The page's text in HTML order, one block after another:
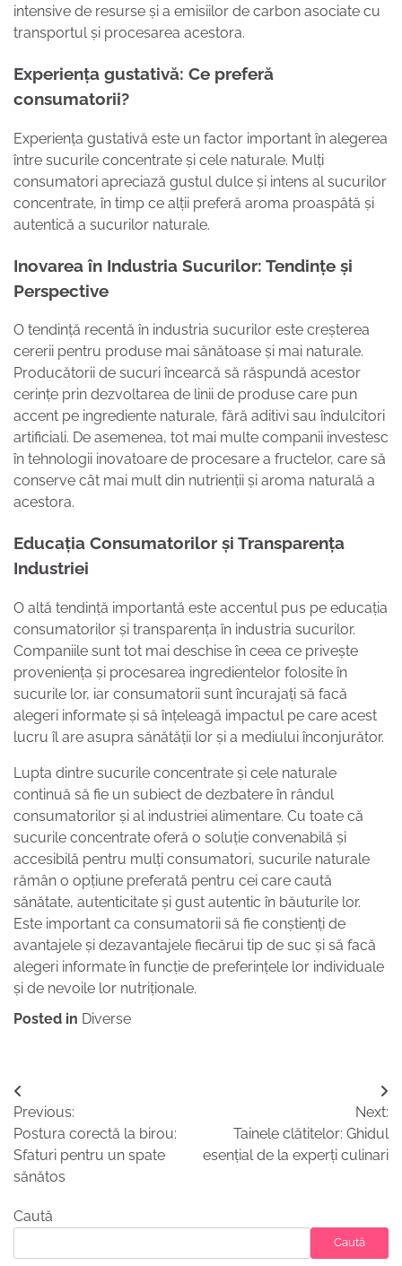
intensive de resurse și a emisiilor de carbon asociate cu
transportul și procesarea acestora.
Experiența gustativă: Ce preferă
consumatorii?
Experiența gustativă este un factor important în alegerea
între sucurile concentrate și cele naturale. Mulți
consumatori apreciază gustul dulce și intens al sucurilor
concentrate, în timp ce alții preferă aroma proaspătă și
autentică a sucurilor naturale.
Inovarea în Industria Sucurilor: Tendințe și
Perspective
O tendință recentă în industria sucurilor este creșterea
cererii pentru produse mai sănătoase și mai naturale.
Producătorii de sucuri încearcă să răspundă acestor
cerințe prin dezvoltarea de linii de produse care pun
accent pe ingrediente naturale, fără aditivi sau îndulcitori
artificiali. De asemenea, tot mai multe companii investesc
în tehnologii inovatoare de procesare a fructelor, care să
conserve cât mai mult din nutrienții și aroma naturală a
acestora.
Educația Consumatorilor și Transparența
Industriei
O altă tendință importantă este accentul pus pe educația
consumatorilor și transparența în industria sucurilor.
Companiile sunt tot mai deschise în ceea ce privește
proveniența și procesarea ingredientelor folosite în
sucurile lor, iar consumatorii sunt încurajați să facă
alegeri informate și să înțeleagă impactul pe care acest
lucru îl are asupra sănătății lor și a mediului înconjurător.
Lupta dintre sucurile concentrate și cele naturale
continuă să fie un subiect de dezbatere în rândul
consumatorilor și al industriei alimentare. Cu toate că
sucurile concentrate oferă o soluție convenabilă și
accesibilă pentru mulți consumatori, sucurile naturale
rămân o opțiune preferată pentru cei care caută
sănătate, autenticitate și gust autentic în băuturile lor.
Este important ca consumatorii să fie conștienți de
avantajele și dezavantajele fiecărui tip de suc și să facă
alegeri informate în funcție de preferințele lor individuale
și de nevoile lor nutriționale.
Posted in Diverse
Navigare
în
articole
Previous:
Postura corectă la birou:
Sfaturi pentru un spate
sănătos
Next:
Tainele clătitelor: Ghidul
esențial de la experți culinari
Caută
Caută